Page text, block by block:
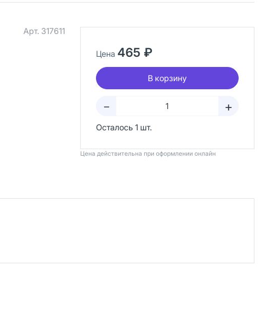
Арт. 317611
Цена 465 ₽
В корзину
– +
Осталось 1 шт.
Цена действительна при оформлении онлайн